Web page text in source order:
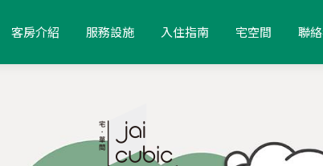
客房介紹 服務設施 入住指南 宅空間 聯